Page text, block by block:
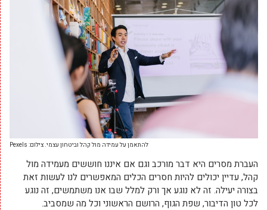
להתאמן על עמידה מול קהל וביטחון עצמי. צילום: Pexels
העברת מסרים היא דבר מורכב וגם אם איננו חוששים מעמידה מול
קהל, עדיין יכולים להיות חסרים הכלים המאפשרים לנו לעשות זאת
בצורה יעילה. זה לא נוגע אך ורק למלל שבו אנו משתמשים, זה נוגע
לכל טון הדיבור, שפת הגוף, הרושם הראשוני וכל מה שמסביב.